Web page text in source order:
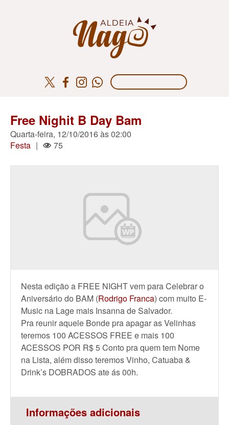
Free Nighit B Day Bam
Quarta-feira, 12/10/2016 às 02:00
Festa | 75
Nesta edição a FREE NIGHT vem para Celebrar o
Aniversário do BAM (Rodrigo Franca) com muito E-
Music na Lage mais Insanna de Salvador.
Pra reunir aquele Bonde pra apagar as Velinhas
teremos 100 ACESSOS FREE e mais 100
ACESSOS POR R$ 5 Conto pra quem tem Nome
na Lista, além disso teremos Vinho, Catuaba &
Drink’s DOBRADOS ate ás 00h.
Informações adicionais